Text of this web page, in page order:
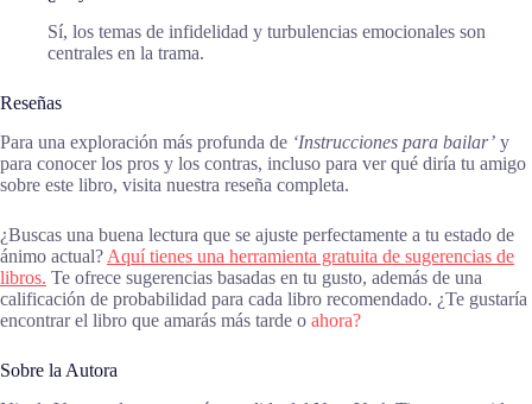
Sí, los temas de infidelidad y turbulencias emocionales son
centrales en la trama.
Reseñas
Para una exploración más profunda de ‘Instrucciones para bailar’ y
para conocer los pros y los contras, incluso para ver qué diría tu amigo
sobre este libro, visita nuestra reseña completa.
¿Buscas una buena lectura que se ajuste perfectamente a tu estado de
ánimo actual? Aquí tienes una herramienta gratuita de sugerencias de
libros. Te ofrece sugerencias basadas en tu gusto, además de una
calificación de probabilidad para cada libro recomendado. ¿Te gustaría
encontrar el libro que amarás más tarde o ahora?
Sobre la Autora